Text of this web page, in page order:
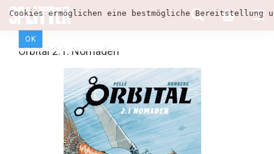
Cookies ermöglichen eine bestmögliche
OK
Orbital 2.1: Nomaden